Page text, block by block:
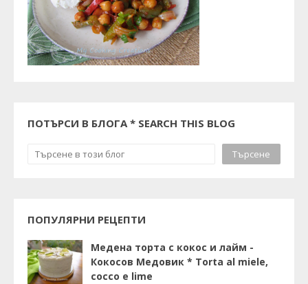
ПОТЪРСИ В БЛОГА * SEARCH THIS BLOG
ПОПУЛЯРНИ РЕЦЕПТИ
Медена торта с кокос и лайм -
Кокосов Медовик * Torta al miele,
cocco e lime